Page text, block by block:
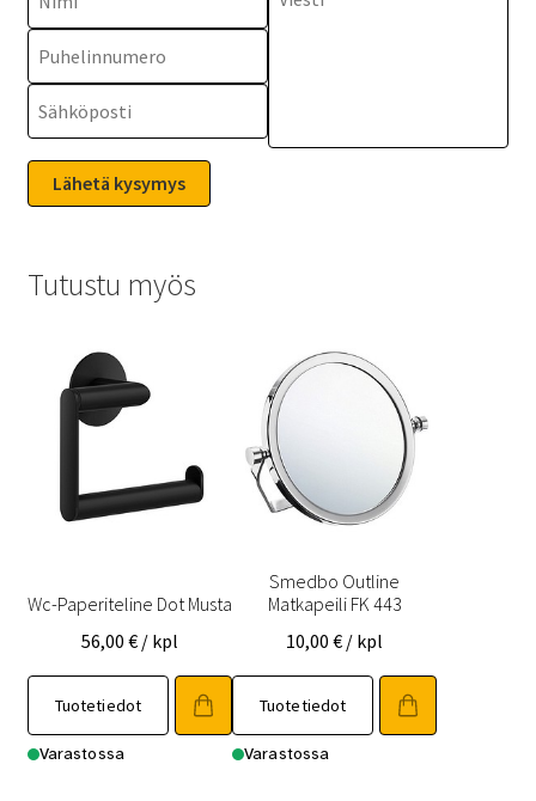
Tutustu myös
Wc-Paperiteline Dot Musta
56,00 € / kpl
Tuotetiedot
Varastossa
Smedbo Outline
Matkapeili FK 443
10,00€ / kpl
Tuotetiedot
Varastossa